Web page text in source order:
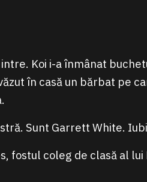
Koi i-a înmânat
în casă un bărbat pe
Sunt Garrett White.
fostul coleg de clasă al lui